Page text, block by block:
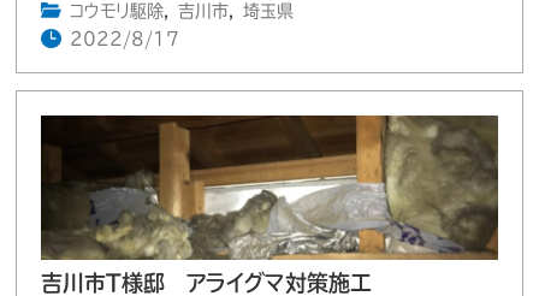
コウモリ駆除
吉川市
埼玉県
2022/8/17
吉川市T様邸 アライグマ対策施工